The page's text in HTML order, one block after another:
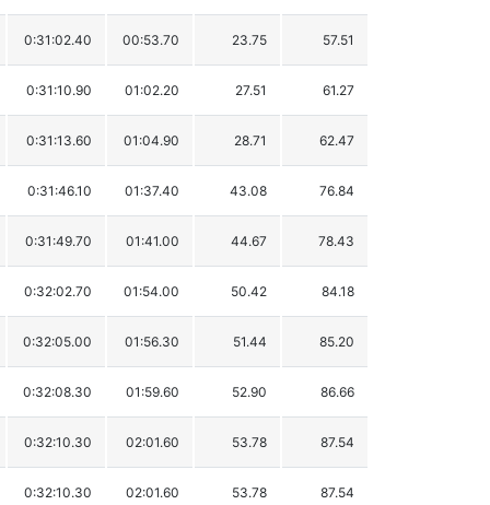
0:31:02.40 00:53.70 23.75 57.51
0:31:10.90 01:02.20 27.51 61.27
0:31:13.60 01:04.90 28.71 62.47
0:31:46.10 01:37.40 43.08 76.84
0:31:49.70 01:41.00 44.67 78.43
0:32:02.70 01:54.00 50.42 84.18
0:32:05.00 01:56.30 51.44 85.20
0:32:08.30 01:59.60 52.90 86.66
0:32:10.30 02:01.60 53.78 87.54
0:32:10.30 02:01.60 53.78 87.54